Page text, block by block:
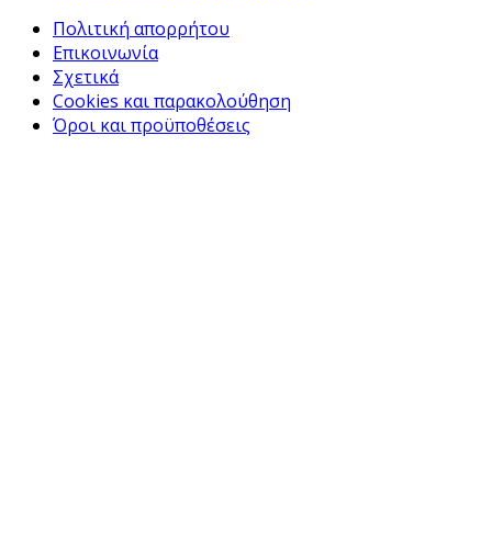
Πολιτική απορρήτου
Επικοινωνία
Σχετικά
Cookies και παρακολούθηση
Όροι και προϋποθέσεις